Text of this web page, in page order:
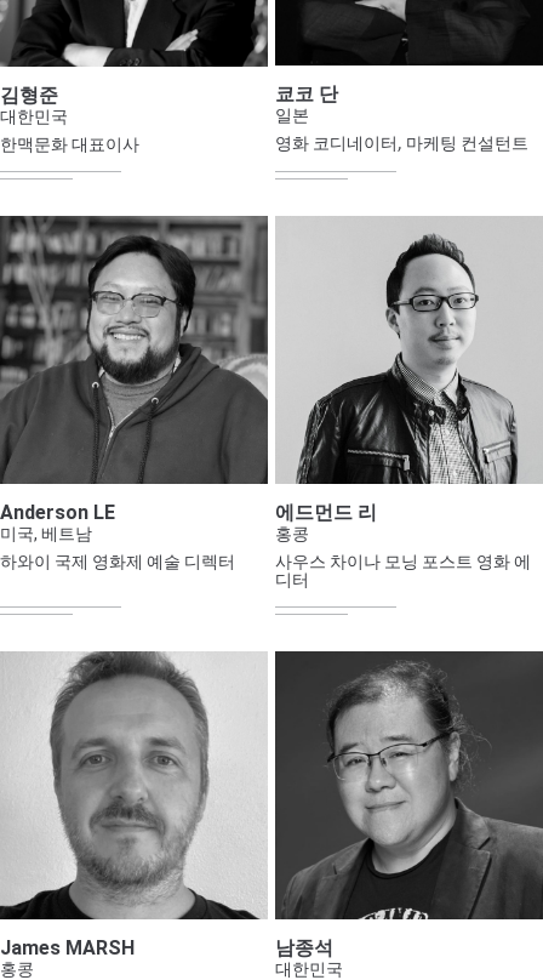
김형준
대한민국
한맥문화 대표이사
쿄코 단
일본
영화 코디네이터, 마케팅 컨설턴트
Anderson LE
미국, 베트남
하와이 국제 영화제 예술 디렉터
에드먼드 리
홍콩
사우스 차이나 모닝 포스트 영화 에
디터
James MARSH
홍콩
남종석
대한민국